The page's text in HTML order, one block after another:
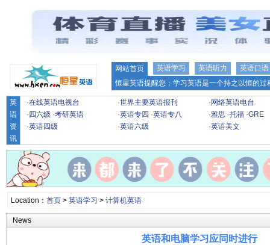
网站首页 英语学习 英语听力
英语口语
恒星英语提醒您：学习英语是一个持之以恒的
英
语
资
讯
·在线英语电视台 ·世界主要英语报刊 · 网络英语电台
· 四六级 ·考研英语 ·英语专四 ·英语专八 ·雅思 ·托福 ·GRE
·英语四级 ·英语六级 ·英语美文
Location： 首页> 英语学习 > 计算机英语
News
英语和电脑学习应同时进行